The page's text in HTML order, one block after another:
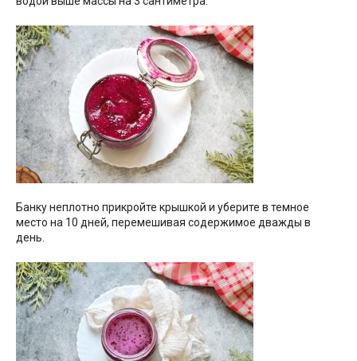
Банку неплотно прикройте крышкой и уберите в темное
место на 10 дней, перемешивая содержимое дважды в
день.